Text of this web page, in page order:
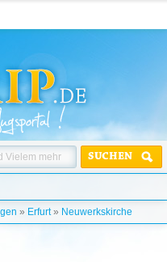
SUCHEN
» Erfurt» Neuwerkskirche